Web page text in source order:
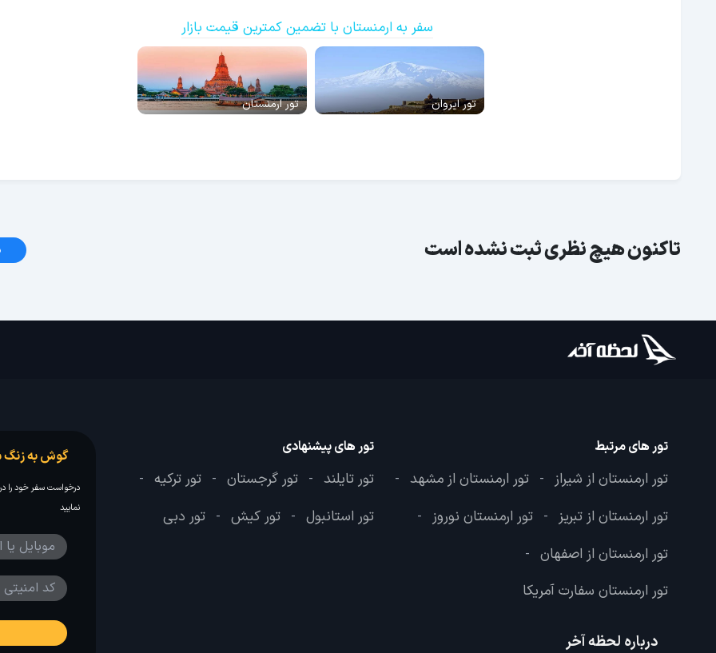
سفر به ارمنستان با تضمین کمترین قیمت بازار
تور ایروان تور ارمنستان
تاکنون هیچ نظری ثبت نشده است
تور های مرتبط
تور ارمنستان از شیراز - تور ارمنستان از مشهد -
تور ارمنستان از تبریز - تور ارمنستان نوروز -
تور ارمنستان از اصفهان -
تور ارمنستان سفارت آمریکا
تور های پیشنهادی
تور تایلند - تور گرجستان - تور ترکیه -
تور استانبول - تور کیش - تور دبی
درباره لحظه آخر
گوش به زنگ
درخواست سفر خود را
نمایید